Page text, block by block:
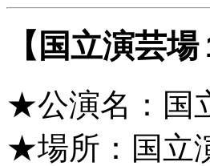
【国立演芸
★公演名：国
★場所：国立